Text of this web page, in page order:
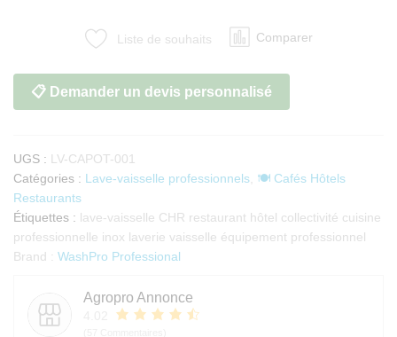
performance
quantité
Liste de souhaits Comparer
📋 Demander un devis personnalisé
UGS : LV-CAPOT-001
Catégories : Lave-vaisselle professionnels 🍽️ Cafés Hôtels
Restaurants
Étiquettes : lave-vaisselle CHR restaurant hôtel collectivité cuisine
professionnelle inox laverie vaisselle équipement professionnel
Brand : WashPro Professional
Agropro Annonce